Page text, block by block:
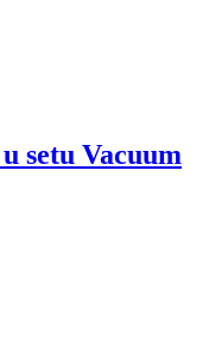
setu Vacuum